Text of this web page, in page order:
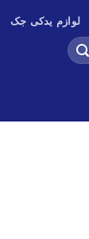
لوازم یدکی جک